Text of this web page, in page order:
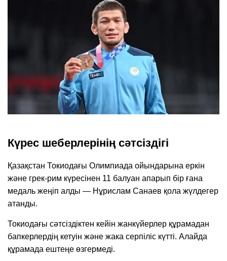
Күрес шеберлерінің сәтсіздігі
Қазақстан Токиодағы Олимпиада ойындарына еркін
және грек-рим күресінен 11 балуан апарып бір ғана
медаль жеңіп алды — Нұрислам Санаев қола жүлдегер
атанды.
Токиодағы сәтсіздіктен кейін жанкүйерлер құрамадан
бапкерлердің кетуін және жака серпіліс күтті. Алайда
құрамада ештеңе өзгермеді.